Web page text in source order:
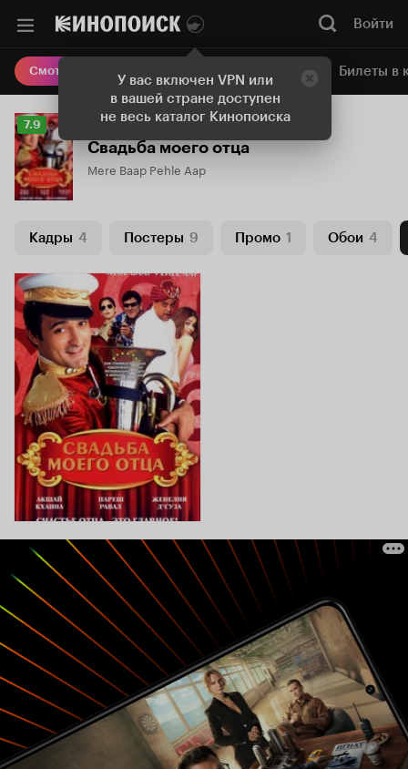
У вас включен VPN или
в вашей стране доступен
не весь каталог Кинопоиска
Войти
Смотреть кино Онлайн-кинотеатр Билеты в
Рейтинг
Кинопоиска
7.9
7.9
Свадьба моего отца
Mere Baap Pehle Aap
Кадры 4 Постеры 9 Промо 1 Обои 4